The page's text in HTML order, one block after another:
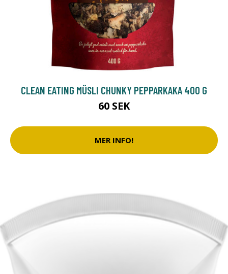
CLEAN EATING MÜSLI CHUNKY PEPPARKAKA 400 G
60 SEK
MER INFO!